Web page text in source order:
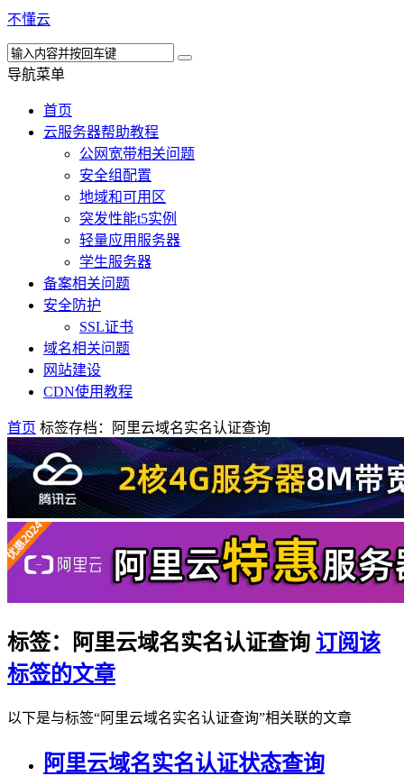
不懂云
导航菜单
首页
云服务器帮助教程
公网宽带相关问题
安全组配置
地域和可用区
突发性能t5实例
轻量应用服务器
学生服务器
备案相关问题
安全防护
SSL证书
域名相关问题
网站建设
CDN使用教程
首页 标签存档：阿里云域名实名认证查询
标签：阿里云域名实名认证查询 订阅该
标签的文章
以下是与标签“阿里云域名实名认证查询”相关联的文章
阿里云域名实名认证状态查询